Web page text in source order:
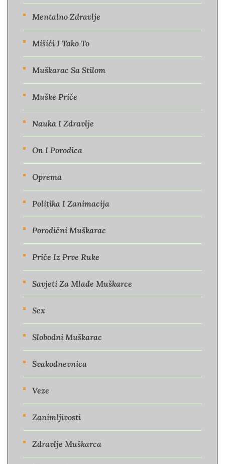
Mentalno Zdravlje
Mišići I Tako To
Muškarac Sa Stilom
Muške Priče
Nauka I Zdravlje
On I Porodica
Oprema
Politika I Zanimacija
Porodični Muškarac
Priče Iz Prve Ruke
Savjeti Za Mlađe Muškarce
Sex
Slobodni Muškarac
Svakodnevnica
Veze
Zanimljivosti
Zdravlje Muškarca